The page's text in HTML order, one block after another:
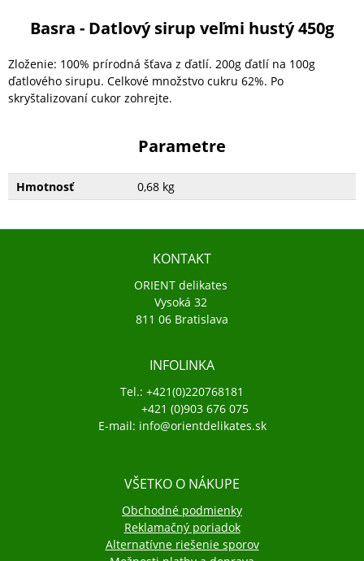
Basra - Datlový sirup veľmi hustý 450g
Zloženie: 100% prírodná šťava z ďatlí. 200g ďatlí na 100g
ďatlového sirupu. Celkové množstvo cukru 62%. Po
skryštalizovaní cukor zohrejte.
Parametre
Hmotnosť 0,68 kg
KONTAKT
ORIENT delikates
Vysoká 32
811 06 Bratislava
INFOLINKA
Tel.: +421(0)220768181
+421 (0)903 676 075
E-mail: info@orientdelikates.sk
VŠETKO O NÁKUPE
Obchodné podmienky
Reklamačný poriadok
Alternatívne riešenie sporov